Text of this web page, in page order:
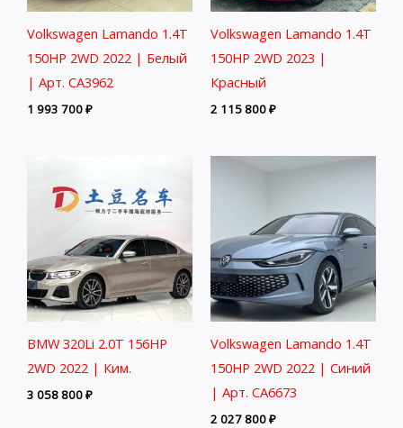
Volkswagen Lamando 1.4T
150HP 2WD 2022 | Белый
| Арт. CA3962
1 993 700₽
Volkswagen Lamando 1.4T
150HP 2WD 2023 |
Красный
2 115 800₽
BMW 320Li 2.0T 156HP
2WD 2022 | Ким.
3 058 800₽
Volkswagen Lamando 1.4T
150HP 2WD 2022 | Синий
| Арт. CA6673
2 027 800₽